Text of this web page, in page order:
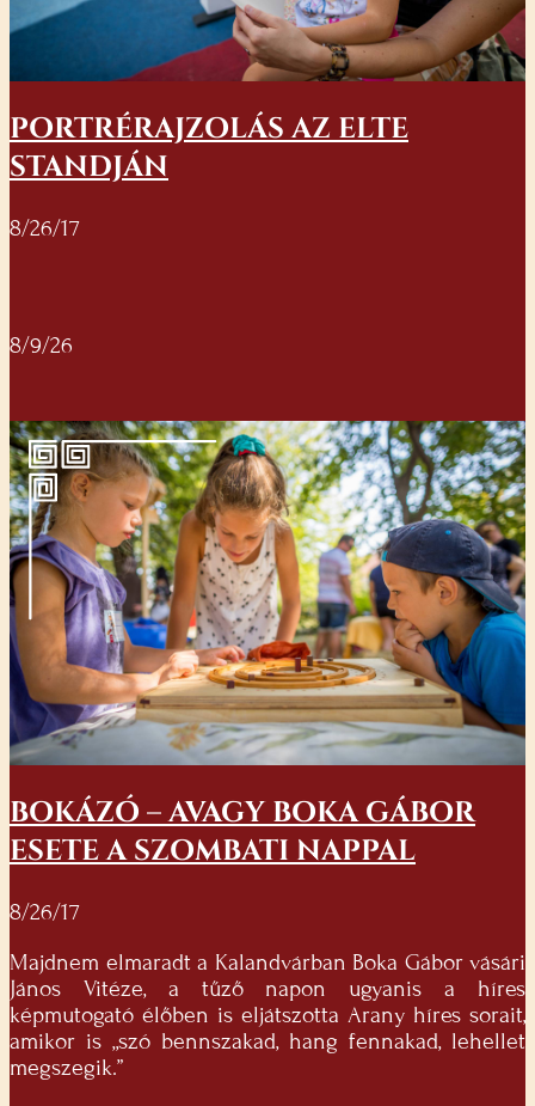
PORTRÉRAJZOLÁS AZ ELTE
STANDJÁN
8/26/17
8/9/26
BOKÁZÓ – AVAGY BOKA GÁBOR
ESETE A SZOMBATI NAPPAL
8/26/17
Majdnem elmaradt a Kalandvárban Boka Gábor vásári
János Vitéze, a tűző napon ugyanis a híres
képmutogató élőben is eljátszotta Arany híres sorait,
amikor is „szó bennszakad, hang fennakad, lehellet
megszegik.”